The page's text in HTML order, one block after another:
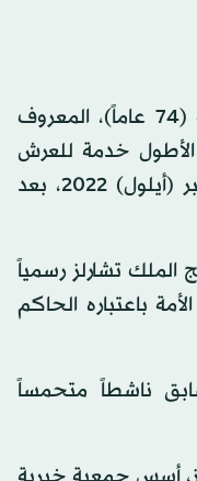
يمكن اعتبار الملك تشارلز الثالث (74 عاماً)، المعروف
الأطول خدمة للعرش
قبل أن يصبح ملكاً في 8 سبتمبر (أيلول) 2022، بعد
تشارلز رسمياً
باعتباره الحاكم
ناشطاً متحمساً